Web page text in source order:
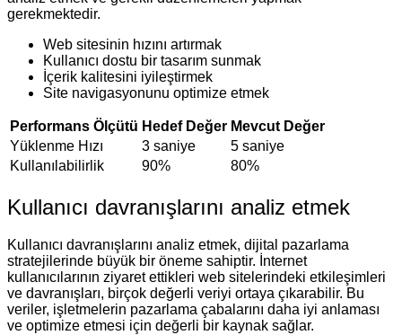
gerekmektedir.
Web sitesinin hızını artırmak
Kullanıcı dostu bir tasarım sunmak
İçerik kalitesini iyileştirmek
Site navigasyonunu optimize etmek
Performans Ölçütü Hedef Değer Mevcut Değer
Yüklenme Hızı
3 saniye
5 saniye
Kullanılabilirlik
90% 80%
Kullanıcı davranışlarını analiz etmek
Kullanıcı davranışlarını analiz etmek, dijital pazarlama
stratejilerinde büyük bir öneme sahiptir. İnternet
kullanıcılarının ziyaret ettikleri web sitelerindeki etkileşimleri
ve davranışları, birçok değerli veriyi ortaya çıkarabilir. Bu
veriler, işletmelerin pazarlama çabalarını daha iyi anlaması
ve optimize etmesi için değerli bir kaynak sağlar.